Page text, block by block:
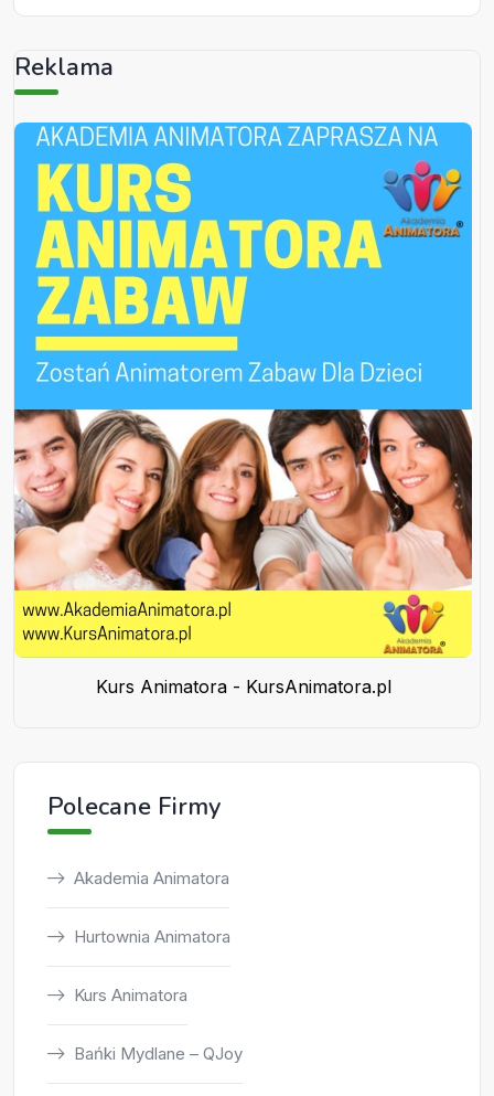
Reklama
Kurs Animatora - KursAnimatora.pl
Polecane Firmy
Akademia Animatora
Hurtownia Animatora
Kurs Animatora
Bańki Mydlane – QJoy